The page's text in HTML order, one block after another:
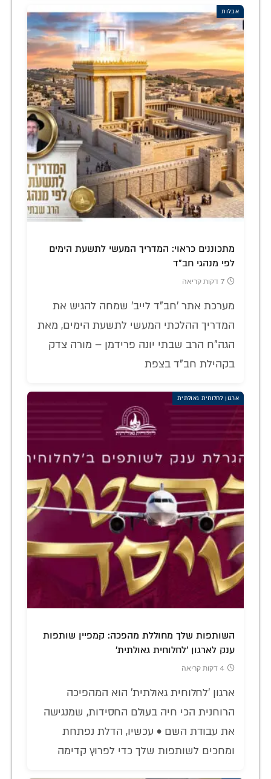
אבלות
מתכוננים כראוי: המדריך המעשי לתשעת הימים
לפי מנהגי חב"ד
7 דקות קריאה
מערכת אתר 'חב"ד לייב' שמחה להגיש את
המדריך ההלכתי המעשי לתשעת הימים, מאת
הגה"ח הרב שבתי יונה פרידמן – מורה צדק
בקהילת חב"ד בצפת
ארגון לחלוחית גאולתית
השותפות שלך מחוללת מהפכה: קמפיין שותפות
ענק לארגון 'לחלוחית גאולתית'
4 דקות קריאה
ארגון 'לחלוחית גאולתית' הוא המהפיכה
הרוחנית הכי חיה בעולם החסידות, שמנגישה
את עבודת השם • עכשיו, הדלת נפתחת
ומחכים לשותפות שלך כדי לפרוץ קדימה